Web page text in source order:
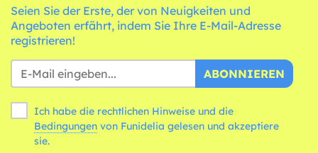
Seien Sie der Erste, der von Neuigkeiten und
Angeboten erfährt, indem Sie Ihre E-Mail-Adresse
registrieren!
ABONNIEREN
Ich habe die rechtlichen Hinweise und die
Bedingungen
sie.